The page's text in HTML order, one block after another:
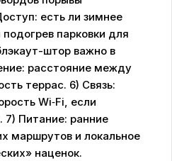
есть ли зимнее
парковки для
штор важно в
расстояние между
террас. 6) Связь:
Wi‑Fi, если
7) Питание: ранние
маршрутов и локальное
наценок.